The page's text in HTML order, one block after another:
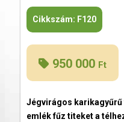
Cikkszám: F120
950 000 Ft
Jégvirágos
emlék fűz titeket a